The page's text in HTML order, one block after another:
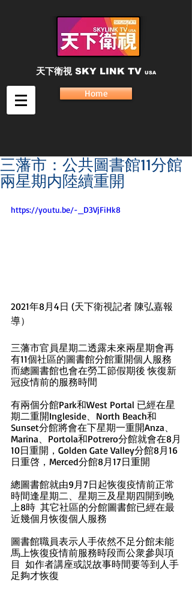
天下衛視 SKY LINK TV USA
Home
三藩市：公共圖書館11分館
兩星期内陸續重開
https://youtu.be/-_D3VjFiHk8
2021年8月4日 (天下衛視記者 陳弘嘉報
導）
三藩市官員星期二透露未來兩星期會再
有11個社區的圖書館分館重開個人服務
而總圖書館也會在勞工節假期後 恢復新
冠疫情前的服務時間
有兩個分館Park和West Portal 已經在星
期二重開Ingleside、North Beach和
Sunset分館將會在下星期一重開Anza、
Marina、Portola和Potrero分館就會在8月
10日重開，Golden Gate Valley分館8月16
日重啓，Merced分館8月17日重開
總圖書館就由9月7日起恢復疫情前正常
時間逢星期二、星期三及星期四開到晚
上8時  其它社區的分館圖書館已經在最
近幾個月恢復個人服務
圖書館職員表示人手依然不足分館未能
馬上恢復疫情前服務時段而公衆參與項
目  如作者講座或説故事時間要等到人手
足夠才恢復